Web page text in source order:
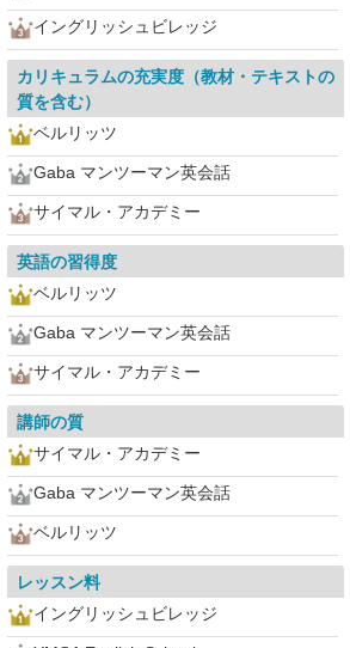
イングリッシュビレッジ
カリキュラムの充実度（教材・テキストの
質を含む）
ベルリッツ
Gaba マンツーマン英会話
サイマル・アカデミー
英語の習得度
ベルリッツ
Gaba マンツーマン英会話
サイマル・アカデミー
講師の質
サイマル・アカデミー
Gaba マンツーマン英会話
ベルリッツ
レッスン料
イングリッシュビレッジ